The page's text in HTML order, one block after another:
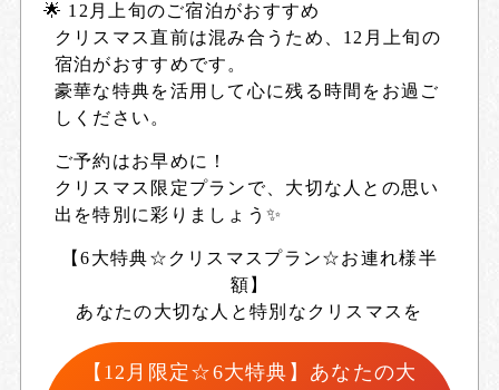
🌟 12月上旬のご宿泊がおすすめ
クリスマス直前は混み合うため、12月上旬の
宿泊がおすすめです。
豪華な特典を活用して心に残る時間をお過ご
しください。
ご予約はお早めに！
クリスマス限定プランで、大切な人との思い
出を特別に彩りましょう✨
【6大特典☆クリスマスプラン☆お連れ様半
額】
あなたの大切な人と特別なクリスマスを
【12月限定☆6大特典】あなたの大